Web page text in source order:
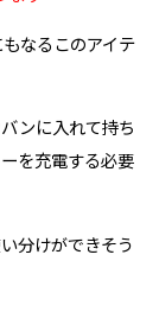
なるこのアイテ
ンに入れて持ち
を充電する必要
分けができそう